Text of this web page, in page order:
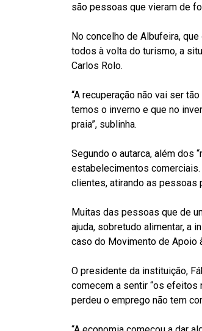
são pessoas que vieram de
No concelho de Albufeira,
todos à volta do turismo, a
Carlos Rolo.
“A recuperação não vai ser
temos o inverno e que no
praia”, sublinha.
Segundo o autarca, além dos
estabelecimentos comerciais.
clientes, atirando as pessoas
Muitas das pessoas que de
ajuda, sobretudo alimentar, a
caso do Movimento de Apoio
O presidente da instituição,
comecem a sentir “os
perdeu o emprego não tem